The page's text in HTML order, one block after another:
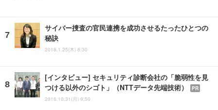
サイバー捜査の官民連携を成功させるたったひとつの
秘訣
2018.1.25(木) 8:30
[インタビュー] セキュリティ診断会社の「脆弱性を見
つける以外のシゴト」（NTTデータ先端技術）
PR
2016.10.31(月) 9:50